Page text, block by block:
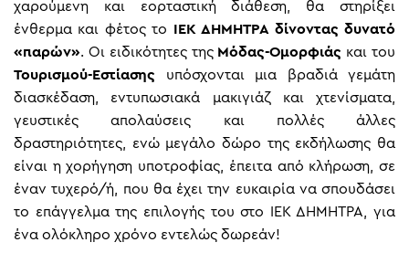
χαρούμενη και εορταστική διάθεση, θα στηρίξει
ένθερμα και φέτος το ΙΕΚ ΔΗΜΗΤΡΑ δίνοντας δυνατό
«παρών». Οι ειδικότητες της Μόδας-Ομορφιάς και του
Τουρισμού-Εστίασης υπόσχονται μια βραδιά γεμάτη
διασκέδαση, εντυπωσιακά μακιγιάζ και χτενίσματα,
γευστικές απολαύσεις και πολλές άλλες
δραστηριότητες, ενώ μεγάλο δώρο της εκδήλωσης θα
είναι η χορήγηση υποτροφίας, έπειτα από κλήρωση, σε
έναν τυχερό/ή, που θα έχει την ευκαιρία να σπουδάσει
το επάγγελμα της επιλογής του στο ΙΕΚ ΔΗΜΗΤΡΑ, για
ένα ολόκληρο χρόνο εντελώς δωρεάν!